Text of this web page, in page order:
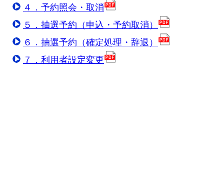
４．予約照会・取消
５．抽選予約（申込・予約取消）
６．抽選予約（確定処理・辞退）
７．利用者設定変更